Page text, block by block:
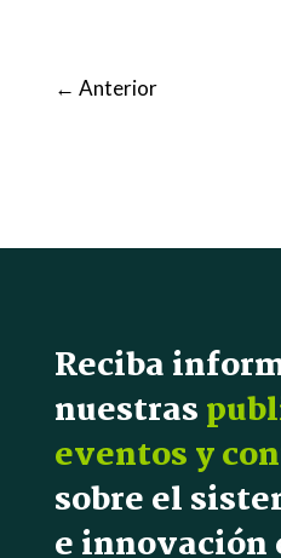
← Anterior
Reciba
nuestras
eventos y
sobre el
e innovación